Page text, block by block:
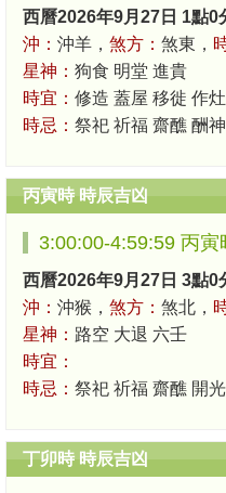
西曆2026年9月27日 1點0
沖： 沖羊， 煞方： 煞東，
星神： 狗食 明堂 進貴
時宜： 修造 蓋屋 移徙 作
時忌： 祭祀 祈福 齋醮 酬神
丙寅時 時辰吉凶
3:00:00-4:59:59 丙寅
西曆2026年9月27日 3點0
沖： 沖猴， 煞方： 煞北，
星神： 路空 大退 六壬
時宜：
時忌： 祭祀 祈福 齋醮 開
丁卯時 時辰吉凶